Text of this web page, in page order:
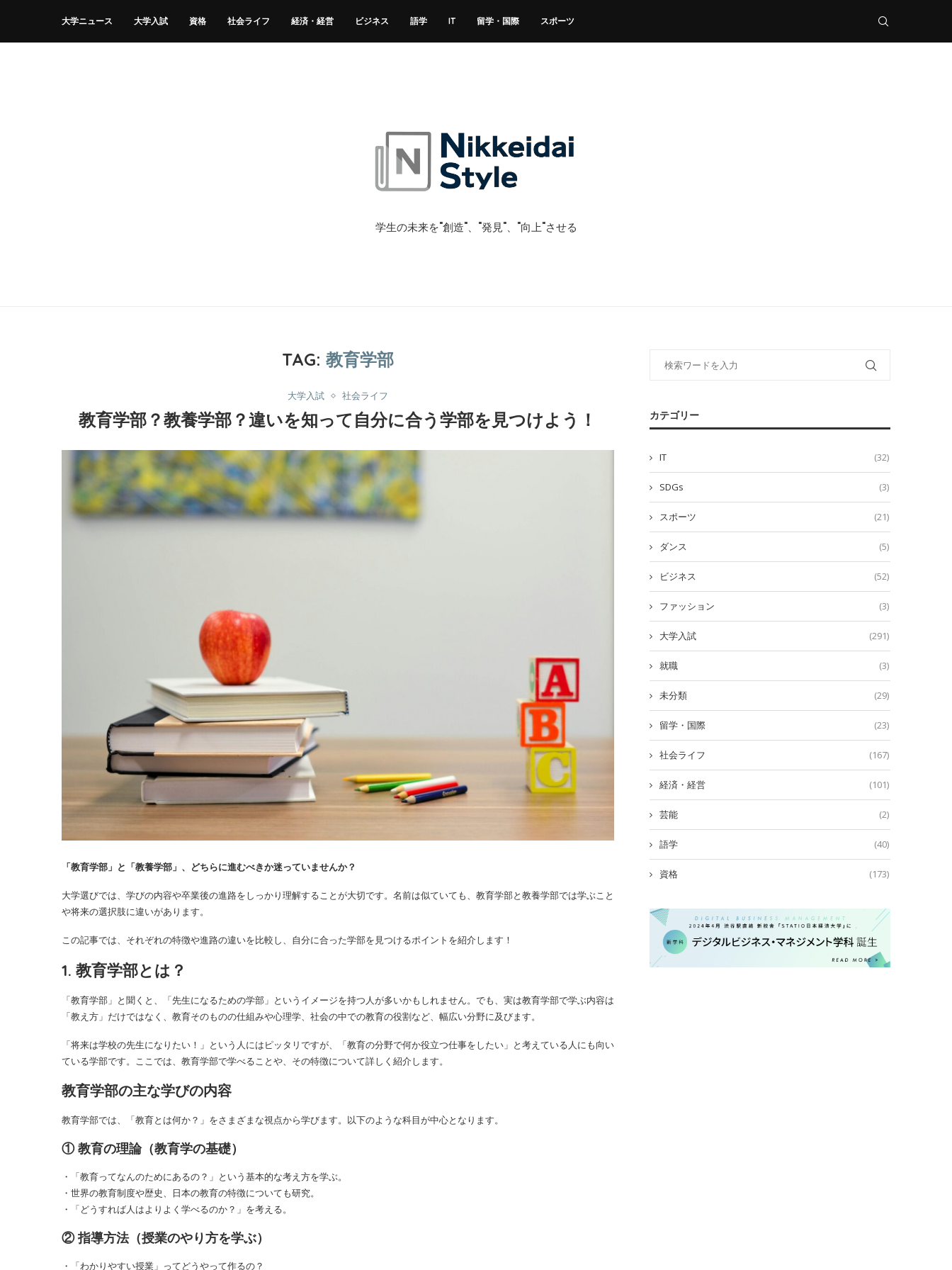
大学ニュース 大学入試 資格 社会ライフ 経済・経営 ビジネス 語学 IT 留学・国際 スポーツ
学生の未来を"創造"、"発見"、"向上"させる
TAG: 教育学部
大学入試 社会ライフ
教育学部？教養学部？違いを知って自分に合う学部を見つけよう！
「教育学部」と「教養学部」、どちらに進むべきか迷っていませんか？
大学選びでは、学びの内容や卒業後の進路をしっかり理解することが大切です。名前は似ていても、教育学部と教養学部では学ぶこと
や将来の選択肢に違いがあります。
この記事では、それぞれの特徴や進路の違いを比較し、自分に合った学部を見つけるポイントを紹介します！
1. 教育学部とは？
「教育学部」と聞くと、「先生になるための学部」というイメージを持つ人が多いかもしれません。でも、実は教育学部で学ぶ内容は
「教え方」だけではなく、教育そのものの仕組みや心理学、社会の中での教育の役割など、幅広い分野に及びます。
「将来は学校の先生になりたい！」という人にはピッタリですが、「教育の分野で何か役立つ仕事をしたい」と考えている人にも向い
ている学部です。ここでは、教育学部で学べることや、その特徴について詳しく紹介します。
教育学部の主な学びの内容
教育学部では、「教育とは何か？」をさまざまな視点から学びます。以下のような科目が中心となります。
① 教育の理論（教育学の基礎）
・「教育ってなんのためにあるの？」という基本的な考え方を学ぶ。
・世界の教育制度や歴史、日本の教育の特徴についても研究。
・「どうすれば人はよりよく学べるのか？」を考える。
② 指導方法（授業のやり方を学ぶ）
・「わかりやすい授業」ってどうやって作るの？
カテゴリー
IT (32)
SDGs (3)
スポーツ (21)
ダンス (5)
ビジネス (52)
ファッション (3)
大学入試 (291)
就職 (3)
未分類 (29)
留学・国際 (23)
社会ライフ (167)
経済・経営 (101)
芸能 (2)
語学 (40)
資格 (173)